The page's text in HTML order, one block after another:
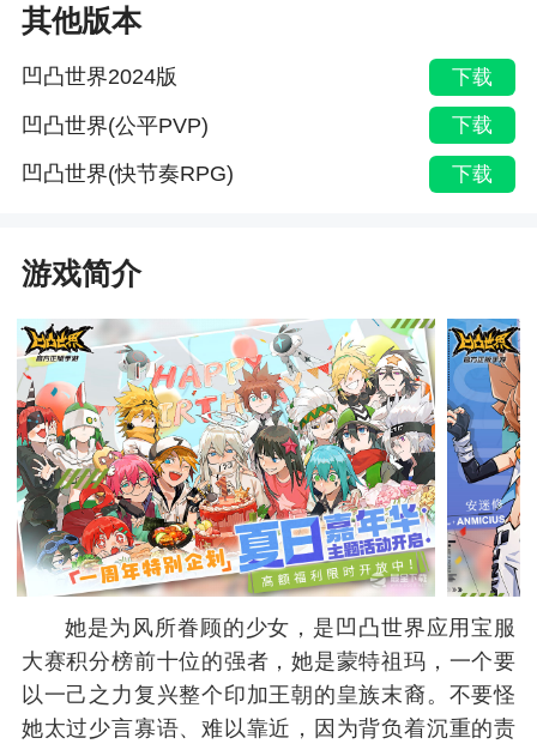
其他版本
凹凸世界2024版 下载
凹凸世界(公平PVP) 下载
凹凸世界(快节奏RPG) 下载
游戏简介
她是为风所眷顾的少女，是凹凸世界应用宝服
大赛积分榜前十位的强者，她是蒙特祖玛，一个要
以一己之力复兴整个印加王朝的皇族末裔。不要怪
她太过少言寡语、难以靠近，因为背负着沉重的责